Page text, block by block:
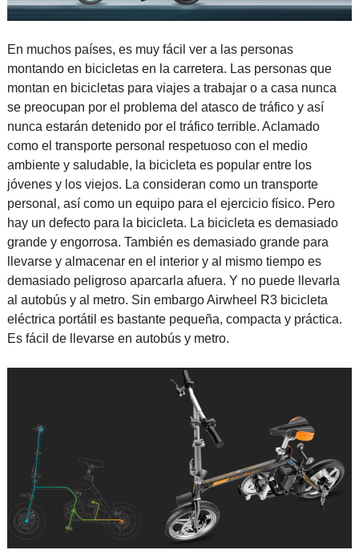
En muchos países, es muy fácil ver a las personas
montando en bicicletas en la carretera. Las personas que
montan en bicicletas para viajes a trabajar o a casa nunca
se preocupan por el problema del atasco de tráfico y así
nunca estarán detenido por el tráfico terrible. Aclamado
como el transporte personal respetuoso con el medio
ambiente y saludable, la bicicleta es popular entre los
jóvenes y los viejos. La consideran como un transporte
personal, así como un equipo para el ejercicio físico. Pero
hay un defecto para la bicicleta. La bicicleta es demasiado
grande y engorrosa. También es demasiado grande para
llevarse y almacenar en el interior y al mismo tiempo es
demasiado peligroso aparcarla afuera. Y no puede llevarla
al autobús y al metro. Sin embargo Airwheel R3 bicicleta
eléctrica portátil es bastante pequeña, compacta y práctica.
Es fácil de llevarse en autobús y metro.